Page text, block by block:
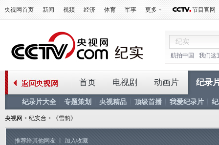
央视网首页 新闻 视频 经济 体育 军事 更多 节目官网
航拍中国 我们这
首页 电视剧 动画片 纪录
纪录片大全 专题策划 央视精品 顶级首播 我爱纪录片
央视网 > 纪实台 > 《雪豹》
推荐给其他网友 加入收藏